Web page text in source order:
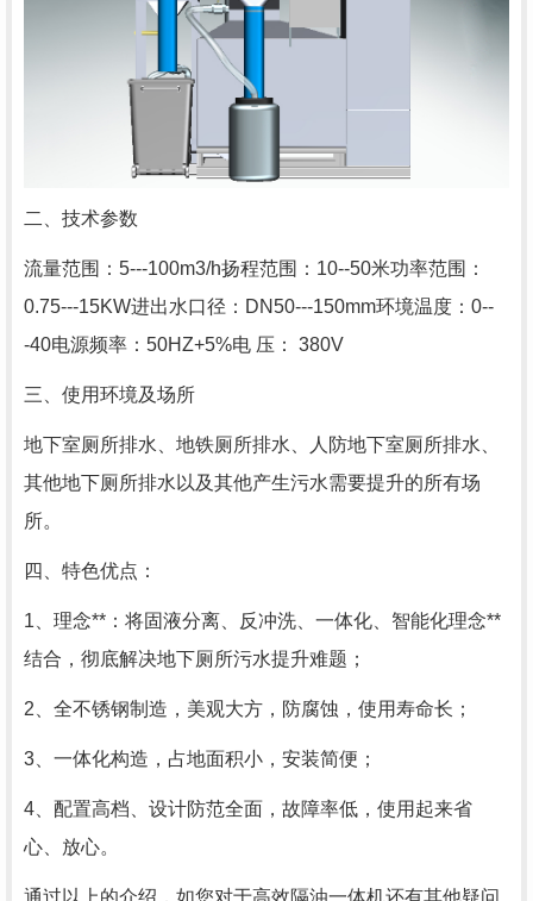
二、技术参数
流量范围：5---100m3/h扬程范围：10--50米功率范围：
0.75---15KW进出水口径：DN50---150mm环境温度：0--
-40电源频率：50HZ+5%电 压： 380V
三、使用环境及场所
地下室厕所排水、地铁厕所排水、人防地下室厕所排水、
其他地下厕所排水以及其他产生污水需要提升的所有场
所。
四、特色优点：
1、理念**：将固液分离、反冲洗、一体化、智能化理念**
结合，彻底解决地下厕所污水提升难题；
2、全不锈钢制造，美观大方，防腐蚀，使用寿命长；
3、一体化构造，占地面积小，安装简便；
4、配置高档、设计防范全面，故障率低，使用起来省
心、放心。
通过以上的介绍，如您对于高效隔油一体机还有其他疑问